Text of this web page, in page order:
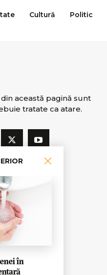
în
Cultură Politic
această pagină sunt
tratate ca atare.